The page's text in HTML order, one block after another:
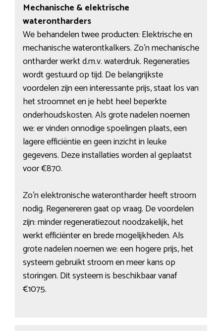
Mechanische & elektrische
waterontharders
We behandelen twee producten: Elektrische en
mechanische waterontkalkers. Zo’n mechanische
ontharder werkt d.m.v. waterdruk. Regeneraties
wordt gestuurd op tijd. De belangrijkste
voordelen zijn een interessante prijs, staat los van
het stroomnet en je hebt heel beperkte
onderhoudskosten. Als grote nadelen noemen
we: er vinden onnodige spoelingen plaats, een
lagere efficiëntie en geen inzicht in leuke
gegevens. Deze installaties worden al geplaatst
voor €870.
Zo’n elektronische waterontharder heeft stroom
nodig. Regenereren gaat op vraag. De voordelen
zijn: minder regeneratiezout noodzakelijk, het
werkt efficiënter en brede mogelijkheden. Als
grote nadelen noemen we: een hogere prijs, het
systeem gebruikt stroom en meer kans op
storingen. Dit systeem is beschikbaar vanaf
€1075.